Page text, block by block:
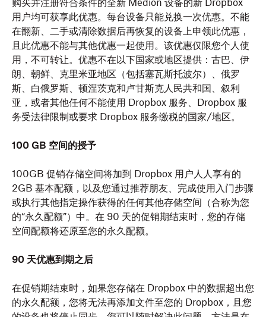
购买并注册符合条件的全新 Medion 设备的新 Dropbox
用户均可获享此优惠。每台设备只能兑换一次优惠。不能
在翻新、二手或清除数据后再恢复的设备上申领此优惠，
且此优惠不能与其他优惠一起使用。该优惠仅限您个人使
用，不可转让。优惠不在以下国家或地区提供：古巴、伊
朗、朝鲜、克里米亚地区（包括塞瓦斯托波尔）、俄罗
斯、白俄罗斯、顿涅茨克和卢甘斯克人民共和国、叙利
亚，或者其他任何不能使用 Dropbox 服务、Dropbox 服
务受法律限制或要求 Dropbox 服务缴税的国家/地区。
100 GB 空间的授予
100GB 促销存储空间将加到 Dropbox 用户人人享有的
2GB 基本配额，以及您通过推荐朋友、完成使用入门步骤
或执行其他指定操作获得的任何其他存储空间（合称为您
的“永久配额”）中。在 90 天的促销期结束时，您的存储
空间配额将还原至您的永久配额。
90 天优惠到期之后
在促销期结束时，如果您存储在 Dropbox 中的数据超出您
的永久配额，您将无法再添加文件至您的 Dropbox，且您